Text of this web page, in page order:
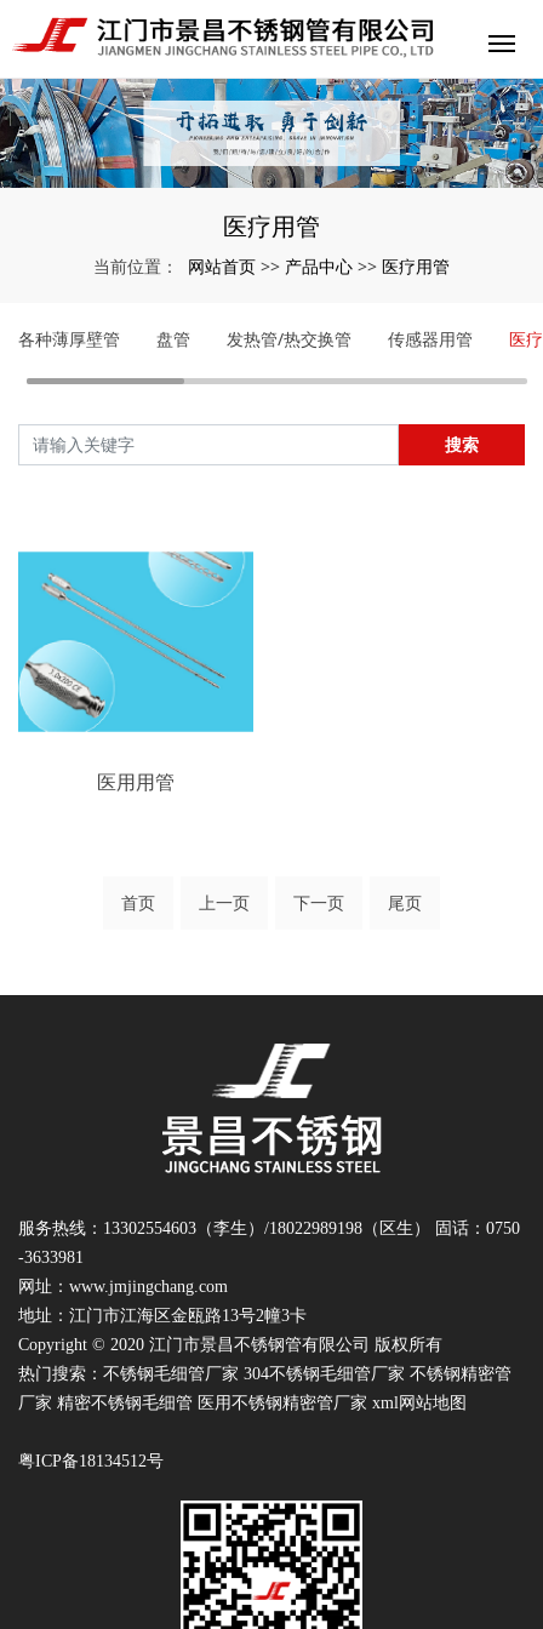
医疗用管
当前位置： 网站首页 >> 产品中心 >> 医疗用管
各种薄厚壁管 盘管 发热管/热交换管 传感器用管 医
搜索
医用用管
首页 上一页 下一页 尾页
服务热线：13302554603（李生）/18022989198（区生） 固话：0750
-3633981
网址： www.jmjingchang.com
地址：江门市江海区金瓯路13号2幢3卡
Copyright © 2020 江门市景昌不锈钢管有限公司 版权所有
热门搜索： 不锈钢毛细管厂家 304不锈钢毛细管厂家 不锈钢精密管
厂家 精密不锈钢毛细管 医用不锈钢精密管厂家 xml网站地图
粤ICP备18134512号